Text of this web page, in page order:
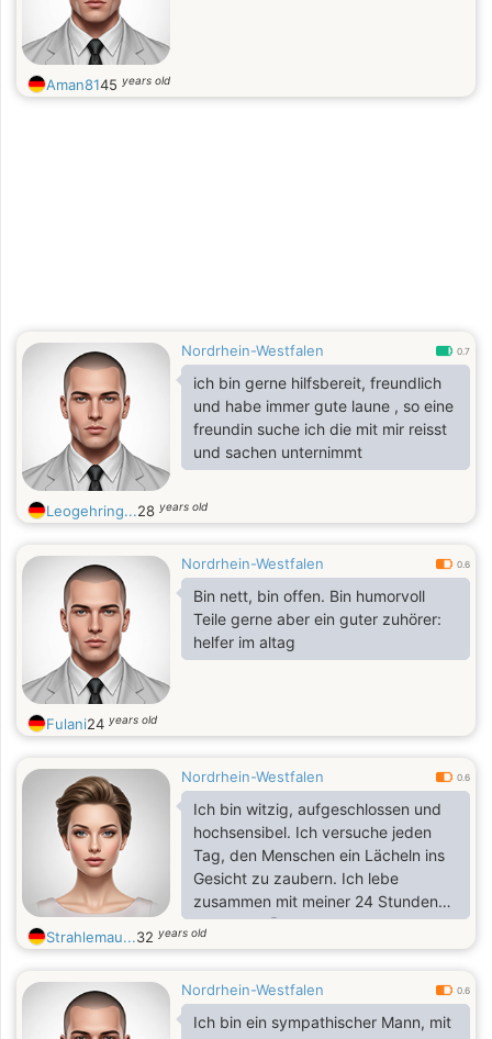
Aman8145 years old
Nordrhein-Westfalen 0.7
ich bin gerne hilfsbereit, freundlich
und habe immer gute laune , so eine
freundin suche ich die mit mir reisst
und sachen unternimmt
Leogehring...28 years old
Nordrhein-Westfalen 0.6
Bin nett, bin offen. Bin humorvoll
Teile gerne aber ein guter zuhörer:
helfer im altag
Fulani24 years old
Nordrhein-Westfalen 0.6
Ich bin witzig, aufgeschlossen und
hochsensibel. Ich versuche jeden
Tag, den Menschen ein Lächeln ins
Gesicht zu zaubern. Ich lebe
zusammen mit meiner 24 Stunden
Assistenz 🙂 auch wenn das Leben
nicht so gerecht ist, versuche ich
freue mich, dich kennenzulernen!
Strahlemau...32 years old
Nordrhein-Westfalen 0.6
Ich bin ein sympathischer Mann, mit